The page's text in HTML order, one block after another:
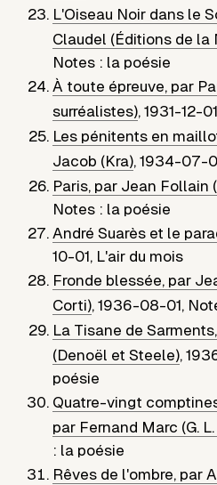
L'Oiseau Noir dans le
Claudel (Éditions de la
Notes : la poésie
À toute épreuve, par
surréalistes),1931-12-01
Les pénitents en
Jacob (Kra),1934-07-
Paris, par Jean Follain
Notes : la poésie
André Suarès et le
10-01, L'air du mois
Fronde blessée, par
Corti),1936-08-01,
La Tisane de
(Denoël et Steele),
poésie
Quatre-vingt
par Fernand Marc (G. L.
: la poésie
Rêves de l'ombre, par